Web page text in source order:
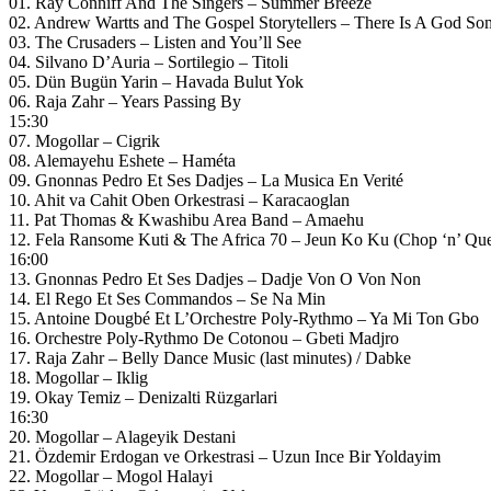
02. Andrew Wartts and The Gospel Storytellers – There Is A God
03. The Crusaders – Listen and You’ll See
04. Silvano D’Auria – Sortilegio – Titoli
05. Dün Bugün Yarin – Havada Bulut Yok
06. Raja Zahr – Years Passing By
15:30
07. Mogollar – Cigrik
08. Alemayehu Eshete – Haméta
09. Gnonnas Pedro Et Ses Dadjes – La Musica En Verité
10. Ahit va Cahit Oben Orkestrasi – Karacaoglan
11. Pat Thomas & Kwashibu Area Band – Amaehu
12. Fela Ransome Kuti & The Africa 70 – Jeun Ko Ku (Chop ‘n’
16:00
13. Gnonnas Pedro Et Ses Dadjes – Dadje Von O Von Non
14. El Rego Et Ses Commandos – Se Na Min
15. Antoine Dougbé Et L’Orchestre Poly-Rythmo – Ya Mi Ton Gbo
16. Orchestre Poly-Rythmo De Cotonou – Gbeti Madjro
17. Raja Zahr – Belly Dance Music (last minutes) / Dabke
18. Mogollar – Iklig
19. Okay Temiz – Denizalti Rüzgarlari
16:30
20. Mogollar – Alageyik Destani
21. Özdemir Erdogan ve Orkestrasi – Uzun Ince Bir Yoldayim
22. Mogollar – Mogol Halayi